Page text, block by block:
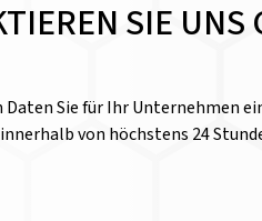
SIE UNS
Sie für Ihr Unternehmen
von höchstens 24